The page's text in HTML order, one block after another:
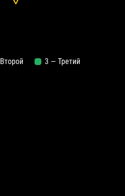
3 — Третий